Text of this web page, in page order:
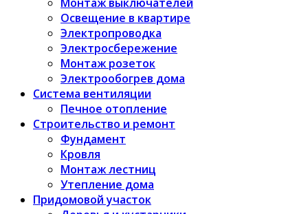
Освещение в квартире
Электропроводка
Электросбережение
Монтаж розеток
Электрообогрев дома
Система вентиляции
Печное отопление
Строительство и ремонт
Фундамент
Кровля
Монтаж лестниц
Утепление дома
Придомовой участок